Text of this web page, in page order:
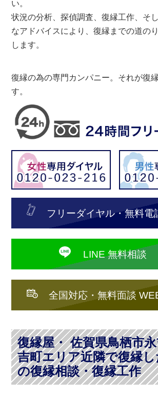
い。
状況の分析、探偵調査、復縁工作、そ
なアドバイスにより、復縁までの道の
します。
復縁の為の専門カンパニー。それが復
す。
フリーダイヤル・無料電
LINE 無料相談
全国対応・無料面談
復縁屋・ 佐賀県鳥栖市
吉町エリア近隣で復縁
の復縁相談・復縁工作